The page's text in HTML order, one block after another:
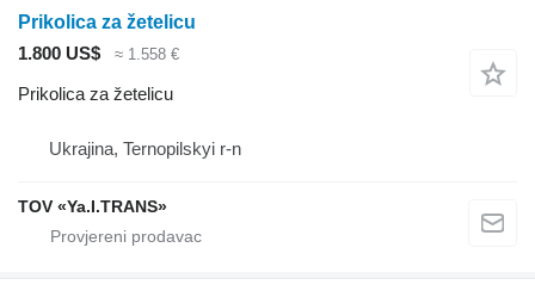
Prikolica za žetelicu
1.800 US$
≈ 1.558 €
Prikolica za žetelicu
Ukrajina, Ternopilskyi r-n
TOV «Ya.I.TRANS»